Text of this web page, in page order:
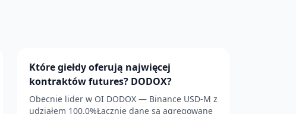
Które giełdy oferują najwięcej
kontraktów futures? DODOX?
Obecnie lider w OI DODOX — Binance USD-M z
udziałem 100.0%Łącznie dane są agregowane